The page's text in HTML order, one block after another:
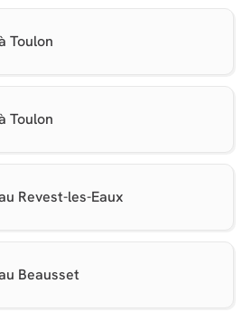
Toulon
Toulon
Revest-les-Eaux
Beausset